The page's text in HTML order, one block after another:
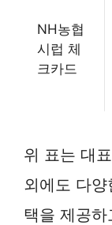
NH농협
시럽 체
크카드
위 표는 대
외에도 다
택을 제공